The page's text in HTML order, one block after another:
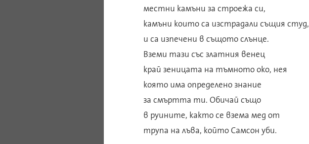
местни камъни за строежа си,
камъни които са изстрадали същия студ,
и са изпечени в същото слънце.
Вземи тази със златния венец
край зеницата на тъмното око, нея
която има определено знание
за смъртта ти. Обичай също
в руините, както се взема мед от
трупа на лъва, който Самсон уби.